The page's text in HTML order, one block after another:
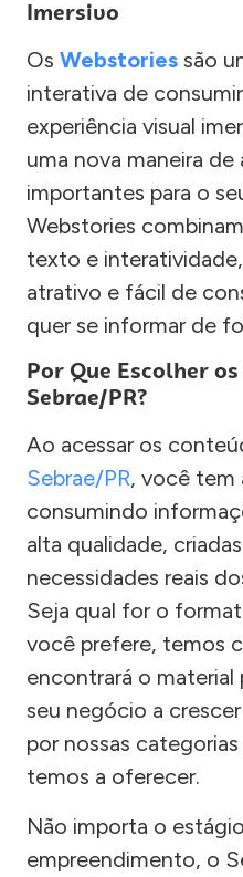
Imersivo
Os Webstories são
interativa de
experiência visual
uma nova maneira
importantes para o
Webstories
texto e
atrativo e fácil de
quer se informar de
Por Que Escolher
Sebrae/PR?
Ao acessar os
Sebrae/PR, você tem
consumindo
alta qualidade,
necessidades reais
Seja qual for o
você prefere, temos
encontrará o
seu negócio a
por nossas
temos a oferecer.
Não importa o
empreendimento, o